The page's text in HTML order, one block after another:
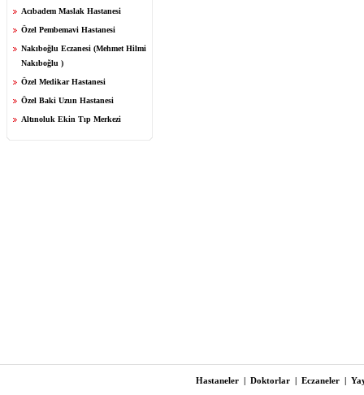
Acıbadem Maslak Hastanesi
Özel Pembemavi Hastanesi
Nakıboğlu Eczanesi (Mehmet Hilmi
Nakıboğlu )
Özel Medikar Hastanesi
Özel Baki Uzun Hastanesi
Altınoluk Ekin Tıp Merkezi
Hastaneler | Doktorlar | Eczaneler |